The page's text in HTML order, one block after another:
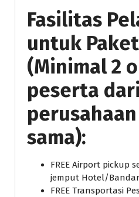
Fasilitas
untuk
(Minimal 2
peserta dari
sama):
FREE Airport pickup
jemput Hotel/
FREE Transportasi